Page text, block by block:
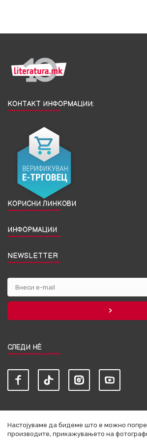
КОНТАКТ ИНФОРМАЦИИ:
КОРИСНИ ЛИНКОВИ
ИНФОРМАЦИИ
NEWSLETTER
СЛЕДИ НЀ
Настојуваме да бидеме што е можно
производите, прикажувањето на